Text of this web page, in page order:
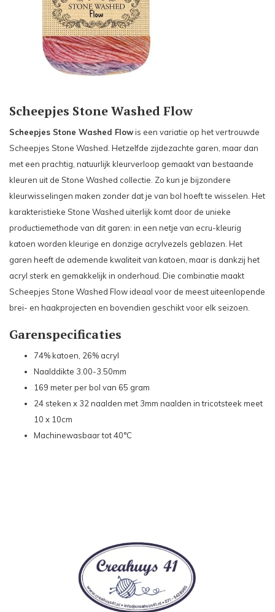
Scheepjes Stone Washed Flow
Scheepjes Stone Washed Flowis een variatie op het vertrouwde
Scheepjes Stone Washed. Hetzelfde zijdezachte garen, maar dan
met een prachtig, natuurlijk kleurverloop gemaakt van bestaande
kleuren uit de Stone Washed collectie. Zo kun je bijzondere
kleurwisselingen maken zonder dat je van bol hoeft te wisselen. Het
karakteristieke Stone Washed uiterlijk komt door de unieke
productiemethode van dit garen: in een netje van ecru-kleurig
katoen worden kleurige en donzige acrylvezels geblazen. Het
garen heeft de ademende kwaliteit van katoen, maar is dankzij het
acryl sterk en gemakkelijk in onderhoud. Die combinatie maakt
Scheepjes Stone Washed Flow ideaal voor de meest uiteenlopende
brei- en haakprojecten en bovendien geschikt voor elk seizoen.
Garenspecificaties
74% katoen, 26% acryl
Naalddikte 3.00-3.50mm
169 meter per bol van 65 gram
24 steken x 32 naalden met 3mm naalden in tricotsteek meet
10 x 10cm
Machinewasbaar tot 40°C